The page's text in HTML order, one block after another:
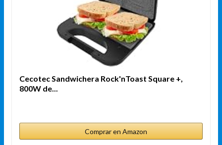
Cecotec Sandwichera Rock'nToast Square +,
800W de...
Comprar en Amazon